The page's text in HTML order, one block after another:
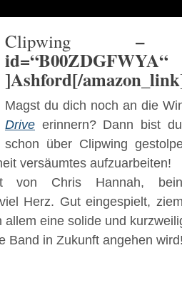
Clipwing –
]Ashford[/
Magst du dich noch an die
Drive erinnern? Dann bist
schon über Clipwing
versäumtes aufzuarbeiten!
von Chris Hannah,
Herz. Gut eingespielt,
allem eine solide und
Band in Zukunft angehen